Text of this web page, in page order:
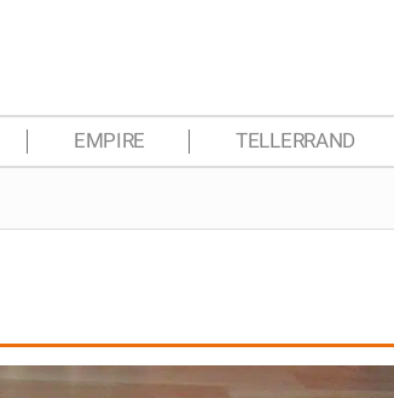
EMPIRE TELLERRAND